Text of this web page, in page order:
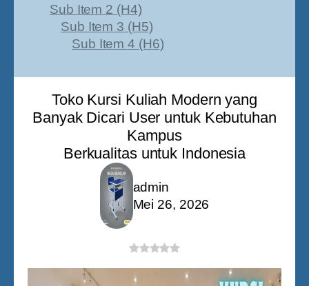
Sub Item 2 (H4)
Sub Item 3 (H5)
Sub Item 4 (H6)
Toko Kursi Kuliah Modern yang
Banyak Dicari User untuk Kebutuhan
Kampus
Berkualitas untuk Indonesia
admin
Mei 26, 2026